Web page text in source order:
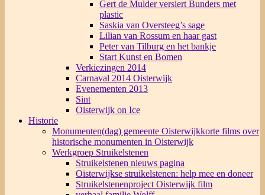
Gert de Mulder versiert Bunders met
plastic
Saskia van Oversteeg’s sage
Lilian van Rossum en haar gast
Peter van Tilburg en het bankje
Start Kunst en Bomen
Verkiezingen 2014
Carnaval 2014 Oisterwijk
Evenementen 2013
Sint
Oisterwijk on Ice
Historie
Monumenten(dag) gemeente Oisterwijkkorte films over
historische monumenten in Oisterwijk
Werkgroep Struikelstenen
Struikelstenen nieuws pagina
Oisterwijkse struikelstenen: help mee en doneer
Struikelstenenproject Oisterwijk film